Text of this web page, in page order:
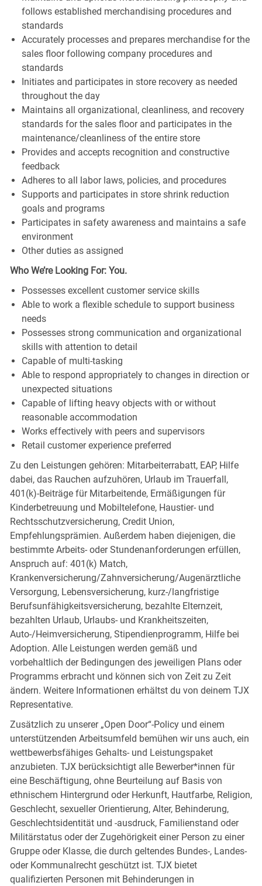
follows established merchandising procedures and
standards
Accurately processes and prepares merchandise for the
sales floor following company procedures and
standards
Initiates and participates in store recovery as needed
throughout the day
Maintains all organizational, cleanliness, and recovery
standards for the sales floor and participates in the
maintenance/cleanliness of the entire store
Provides and accepts recognition and constructive
feedback
Adheres to all labor laws, policies, and procedures
Supports and participates in store shrink reduction
goals and programs
Participates in safety awareness and maintains a safe
environment
Other duties as assigned
Who We’re Looking For: You.
Possesses excellent customer service skills
Able to work a flexible schedule to support business
needs
Possesses strong communication and organizational
skills with attention to detail
Capable of multi-tasking
Able to respond appropriately to changes in direction or
unexpected situations
Capable of lifting heavy objects with or without
reasonable accommodation
Works effectively with peers and supervisors
Retail customer experience preferred
Zu den Leistungen gehören: Mitarbeiterrabatt, EAP, Hilfe
dabei, das Rauchen aufzuhören, Urlaub im Trauerfall,
401(k)-Beiträge für Mitarbeitende, Ermäßigungen für
Kinderbetreuung und Mobiltelefone, Haustier- und
Rechtsschutzversicherung, Credit Union,
Empfehlungsprämien. Außerdem haben diejenigen, die
bestimmte Arbeits- oder Stundenanforderungen erfüllen,
Anspruch auf: 401(k) Match,
Krankenversicherung/Zahnversicherung/Augenärztliche
Versorgung, Lebensversicherung, kurz-/langfristige
Berufsunfähigkeitsversicherung, bezahlte Elternzeit,
bezahlten Urlaub, Urlaubs- und Krankheitszeiten,
Auto-/Heimversicherung, Stipendienprogramm, Hilfe bei
Adoption. Alle Leistungen werden gemäß und
vorbehaltlich der Bedingungen des jeweiligen Plans oder
Programms erbracht und können sich von Zeit zu Zeit
ändern. Weitere Informationen erhältst du von deinem TJX
Representative.
Zusätzlich zu unserer „Open Door“-Policy und einem
unterstützenden Arbeitsumfeld bemühen wir uns auch, ein
wettbewerbsfähiges Gehalts- und Leistungspaket
anzubieten. TJX berücksichtigt alle Bewerber*innen für
eine Beschäftigung, ohne Beurteilung auf Basis von
ethnischem Hintergrund oder Herkunft, Hautfarbe, Religion,
Geschlecht, sexueller Orientierung, Alter, Behinderung,
Geschlechtsidentität und -ausdruck, Familienstand oder
Militärstatus oder der Zugehörigkeit einer Person zu einer
Gruppe oder Klasse, die durch geltendes Bundes-, Landes-
oder Kommunalrecht geschützt ist. TJX bietet
qualifizierten Personen mit Behinderungen in